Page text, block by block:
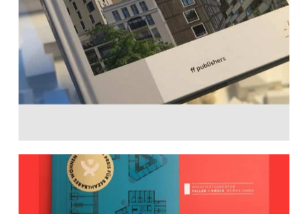
Wohnen für Alle
30. April 2019